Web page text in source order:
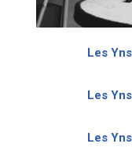
Les
Les
Les